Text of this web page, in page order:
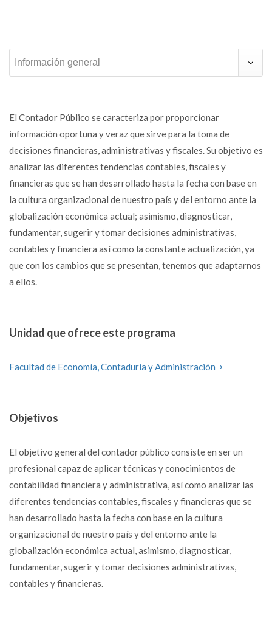
Información general
El Contador Público se caracteriza por proporcionar
información oportuna y veraz que sirve para la toma de
decisiones financieras, administrativas y fiscales. Su objetivo es
analizar las diferentes tendencias contables, fiscales y
financieras que se han desarrollado hasta la fecha con base en
la cultura organizacional de nuestro país y del entorno ante la
globalización económica actual; asimismo, diagnosticar,
fundamentar, sugerir y tomar decisiones administrativas,
contables y financiera así como la constante actualización, ya
que con los cambios que se presentan, tenemos que adaptarnos
a ellos.
Unidad que ofrece este programa
Facultad de Economía, Contaduría y Administración
Objetivos
El objetivo general del contador público consiste en ser un
profesional capaz de aplicar técnicas y conocimientos de
contabilidad financiera y administrativa, así como analizar las
diferentes tendencias contables, fiscales y financieras que se
han desarrollado hasta la fecha con base en la cultura
organizacional de nuestro país y del entorno ante la
globalización económica actual, asimismo, diagnosticar,
fundamentar, sugerir y tomar decisiones administrativas,
contables y financieras.